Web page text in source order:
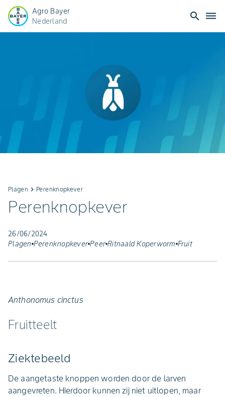
Agro Bayer
Nederland
search dehaze
Plagen keyboard_arrow_right Perenknopkever
Perenknopkever
26/06/2024
Plagen Perenknopkever Peer Ritnaald Koperworm Fruit
Anthonomus cinctus
Fruitteelt
Ziektebeeld
De aangetaste knoppen worden door de larven
aangevreten. Hierdoor kunnen zij niet uitlopen, maar